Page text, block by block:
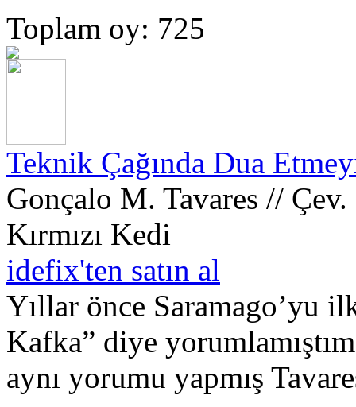
Toplam oy: 725
Teknik Çağında Dua
Gonçalo M. Tavares //
Kırmızı Kedi
idefix'ten satın al
Yıllar önce Saramago’yu
Kafka” diye
aynı yorumu yapmış